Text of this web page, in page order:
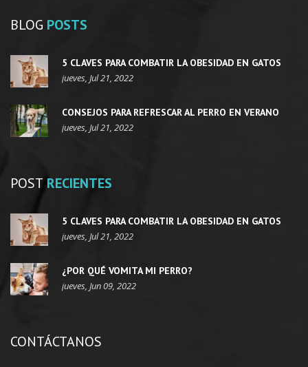
BLOG POSTS
5 CLAVES PARA COMBATIR LA OBESIDAD EN GATOS
jueves, Jul 21, 2022
CONSEJOS PARA REFRESCAR AL PERRO EN VERANO
jueves, Jul 21, 2022
POST RECIENTES
5 CLAVES PARA COMBATIR LA OBESIDAD EN GATOS
jueves, Jul 21, 2022
¿POR QUÉ VOMITA MI PERRO?
jueves, Jun 09, 2022
CONTÁCTANOS